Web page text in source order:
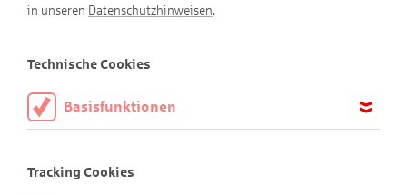
KNAX-Welt
in unseren Datenschutzhinweisen.
Technische Cookies
Basisfunktionen
aktiviert sein.
Tracking Cookies